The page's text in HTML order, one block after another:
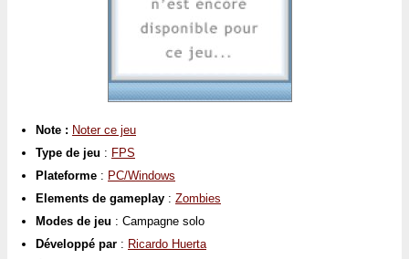
Note : Noter ce jeu
Type de jeu : FPS
Plateforme : PC/Windows
Elements de gameplay : Zombies
Modes de jeu : Campagne solo
Développé par : Ricardo Huerta